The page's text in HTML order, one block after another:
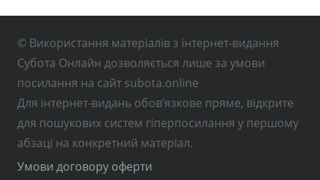
© Використання матеріалів з інтернет-видання
Субота Онлайн дозволяється лише за умови
посилання на сайт subota.online
Для інтернет-видань обов’язкове пряме, відкрите
для пошукових систем гіперпосилання у першому
абзаці на конкретний матеріал.
Умови договору оферти